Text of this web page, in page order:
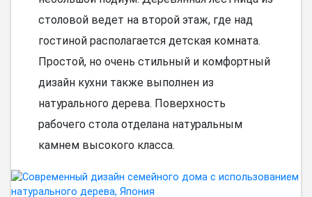
столовой ведет на второй этаж, где над
гостиной располагается детская комната.
Простой, но очень стильный и комфортный
дизайн кухни также выполнен из
натурального дерева. Поверхность
рабочего стола отделана натуральным
камнем высокого класса.